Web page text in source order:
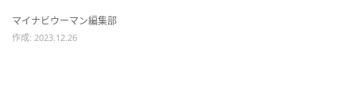
マイナビウーマン編集部
作成: 2023.12.26